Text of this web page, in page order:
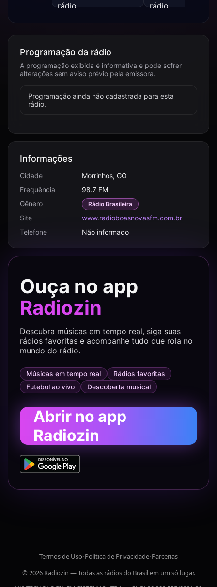
Programação da rádio
A programação exibida é informativa e pode sofrer
alterações sem aviso prévio pela emissora.
Programação ainda não cadastrada para esta
rádio.
Informações
Cidade
Morrinhos, GO
Frequência
98.7 FM
Gênero
Rádio Brasileira
Site
www.radioboasnovasfm.com.br
Telefone
Não informado
Ouça no app
Radiozin
Descubra músicas em tempo real, siga suas
rádios favoritas e acompanhe tudo que rola no
mundo do rádio.
Músicas em tempo real
Rádios favoritas
Futebol ao vivo
Descoberta musical
Abrir no app
Radiozin
Termos de Uso•Política de Privacidade•Parcerias
© 2026 Radiozin — Todas as rádios do Brasil em um só lugar.